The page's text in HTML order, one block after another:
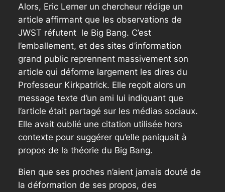
Alors, Eric Lerner un chercheur rédige un
article affirmant que les observations de
JWST réfutent le Big Bang. C’est
l’emballement, et des sites d’information
grand public reprennent massivement son
article qui déforme largement les dires du
Professeur Kirkpatrick. Elle reçoit alors un
message texte d’un ami lui indiquant que
l’article était partagé sur les médias sociaux.
Elle avait oublié une citation utilisée hors
contexte pour suggérer qu’elle paniquait à
propos de la théorie du Big Bang.
Bien que ses proches n’aient jamais douté de
la déformation de ses propos, des